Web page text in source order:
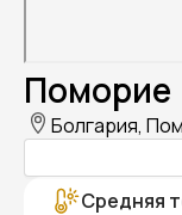
Поморие
Болгария,
Средняя